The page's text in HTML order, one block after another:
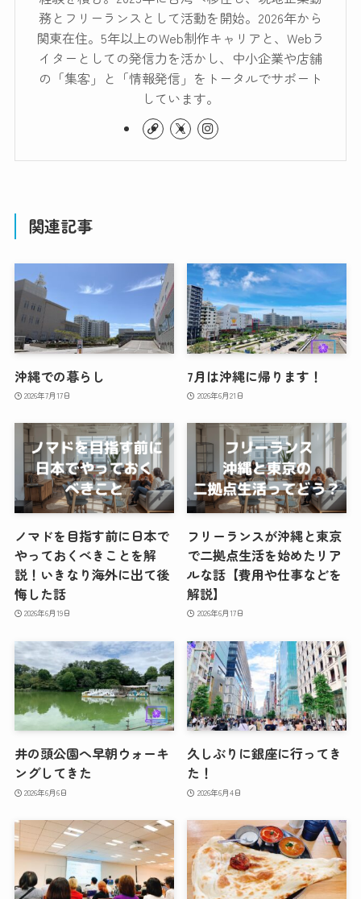
務とフリーランスとして活動を開始。2026年から
関東在住。5年以上のWeb制作キャリアと、Webラ
イターとしての発信力を活かし、中小企業や店舗
の「集客」と「情報発信」をトータルでサポート
しています。
関連記事
沖縄での暮らし
2026年7月17日
7月は沖縄に帰ります！
2026年6月21日
ノマドを目指す前に日本で
やっておくべきことを解
説！いきなり海外に出て後
悔した話
2026年6月19日
フリーランスが沖縄と東京
で二拠点生活を始めたリア
ルな話【費用や仕事などを
解説】
2026年6月17日
井の頭公園へ早朝ウォーキ
ングしてきた
2026年6月6日
久しぶりに銀座に行ってき
た！
2026年6月4日